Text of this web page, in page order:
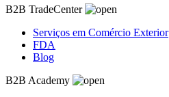
B2B TradeCenter
Serviços em Comércio Exterior
FDA
Blog
B2B Academy